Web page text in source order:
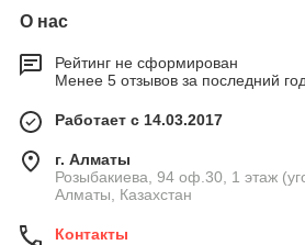
О нас
Рейтинг не сформирован
Менее 5 отзывов за последний
Работает с 14.03.2017
г. Алматы
Розыбакиева, 94 оф.30, 1 этаж
Алматы, Казахстан
Контакты